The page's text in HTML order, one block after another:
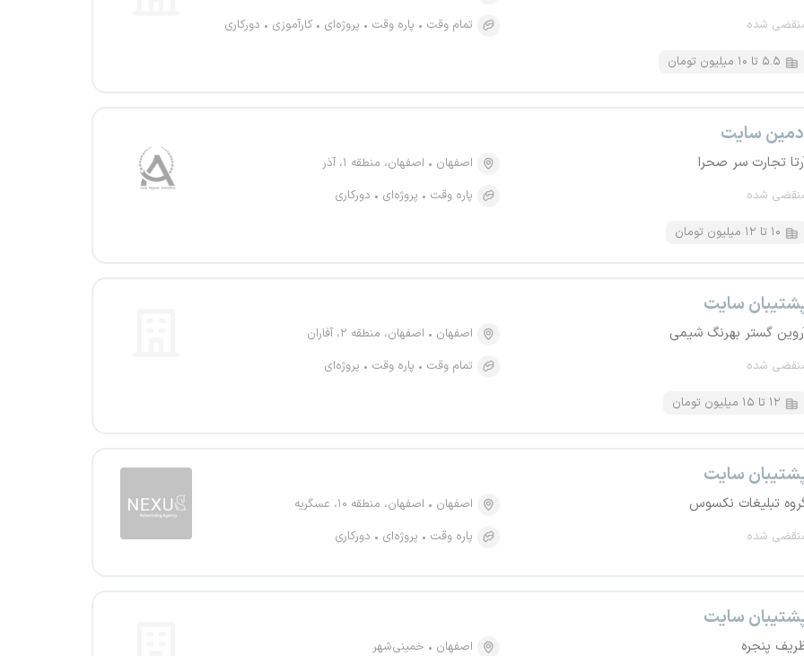
شده
تمام وقت
پاره وقت پروژه‌ای کارآموزی دورکاری
۵.۵ تا ۱۰ میلیون تومان
سایت
تجارت سر صحرا
شده
اصفهان
اصفهان، منطقه ۱، آذر
پاره وقت
پروژه‌ای دورکاری
۱۰ تا ۱۲ میلیون تومان
سایت
گستر بهرنگ شیمی
شده
اصفهان
اصفهان، منطقه ۲، آفاران
تمام وقت
پاره وقت پروژه‌ای
۱۲ تا ۱۵ میلیون تومان
سایت
تبلیغات نکسوس
شده
اصفهان
اصفهان، منطقه ۱۰، عسگریه
پاره وقت
پروژه‌ای دورکاری
سایت
پنجره اصفهان
خمینی‌شهر